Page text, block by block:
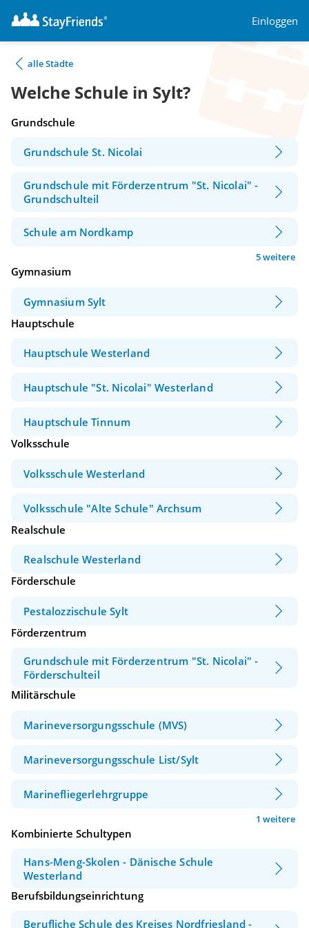
Einloggen
alle Städte
Welche Schule in Sylt?
Grundschule
Grundschule St. Nicolai
Grundschule mit Förderzentrum "St. Nicolai" -
Grundschulteil
Schule am Nordkamp
5 weitere
Gymnasium
Gymnasium Sylt
Hauptschule
Hauptschule Westerland
Hauptschule "St. Nicolai" Westerland
Hauptschule Tinnum
Volksschule
Volksschule Westerland
Volksschule "Alte Schule" Archsum
Realschule
Realschule Westerland
Förderschule
Pestalozzischule Sylt
Förderzentrum
Grundschule mit Förderzentrum "St. Nicolai" -
Förderschulteil
Militärschule
Marineversorgungsschule (MVS)
Marineversorgungsschule List/Sylt
Marinefliegerlehrgruppe
1 weitere
Kombinierte Schultypen
Hans-Meng-Skolen - Dänische Schule
Westerland
Berufsbildungseinrichtung
Berufliche Schule des Kreises Nordfriesland -